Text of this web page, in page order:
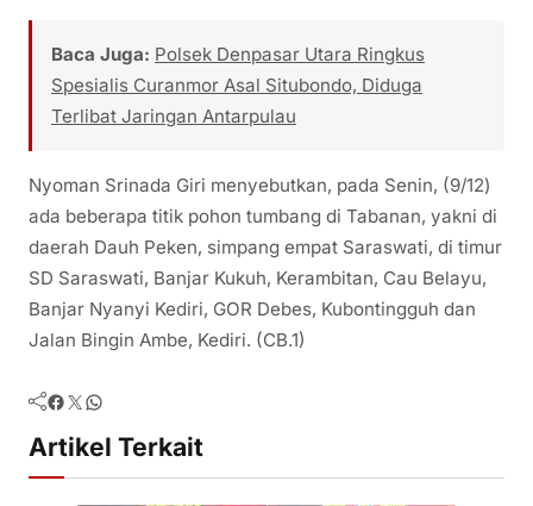
Baca Juga: Polsek Denpasar Utara Ringkus
Spesialis Curanmor Asal Situbondo, Diduga
Terlibat Jaringan Antarpulau
Nyoman Srinada Giri menyebutkan, pada Senin, (9/12)
ada beberapa titik pohon tumbang di Tabanan, yakni di
daerah Dauh Peken, simpang empat Saraswati, di timur
SD Saraswati, Banjar Kukuh, Kerambitan, Cau Belayu,
Banjar Nyanyi Kediri, GOR Debes, Kubontingguh dan
Jalan Bingin Ambe, Kediri. (CB.1)
Facebook Twitter WhatsApp
Artikel Terkait